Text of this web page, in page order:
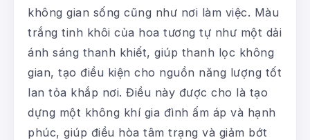
không gian sống cũng như nơi làm việc. Màu
trắng tinh khôi của hoa tương tự như một dải
ánh sáng thanh khiết, giúp thanh lọc không
gian, tạo điều kiện cho nguồn năng lượng tốt
lan tỏa khắp nơi. Điều này được cho là tạo
dựng một không khí gia đình ấm áp và hạnh
phúc, giúp điều hòa tâm trạng và giảm bớt